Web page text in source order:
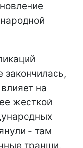
на
жесткой
- там
транши.